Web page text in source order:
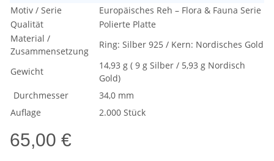
Motiv / Serie
Europäisches Reh – Flora & Fauna Serie
Qualität
Polierte Platte
Material /
Zusammensetzung
Ring: Silber 925 / Kern: Nordisches Gold
Gewicht
14,93 g ( 9 g Silber / 5,93 g Nordisch
Gold)
Durchmesser
34,0 mm
Auflage
2.000 Stück
65,00 €